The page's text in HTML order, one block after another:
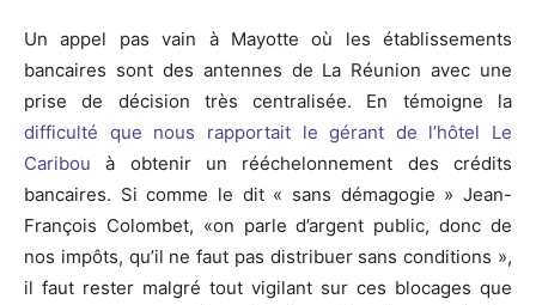
Un appel pas vain à Mayotte où les établissements
bancaires sont des antennes de La Réunion avec une
prise de décision très centralisée. En témoigne la
difficulté que nous rapportait le gérant de l’hôtel Le
Caribou à obtenir un rééchelonnement des crédits
bancaires. Si comme le dit « sans démagogie » Jean-
François Colombet, «on parle d’argent public, donc de
nos impôts, qu’il ne faut pas distribuer sans conditions »,
il faut rester malgré tout vigilant sur ces blocages que